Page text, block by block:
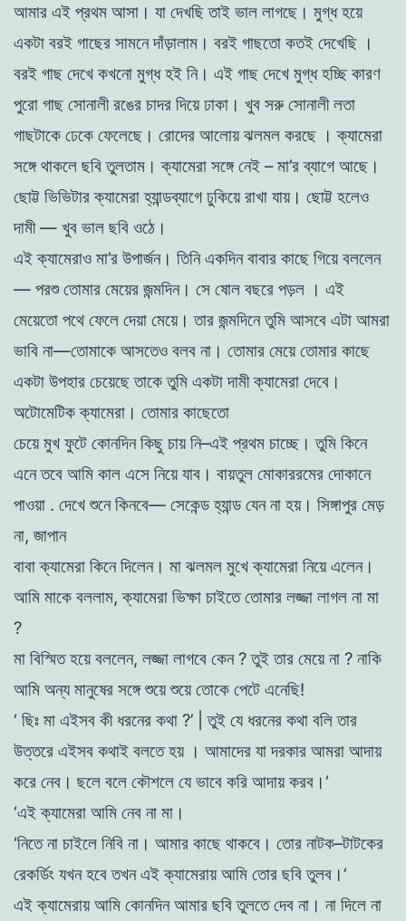
আমার এই প্রথম আসা। যা দেখছিতাই ভাল লাগছে । মুগ্ধ হয়ে
একটা বরই গাছের সামনেদাঁড়ালাম। বরই গাছতো কতই দেখেছি ।
বরই গাছ দেখে কখনাে মুগ্ধ হই নি। এই গাছ দেখে মুগ্ধ হচ্ছিকারণ
পুরাে গাছ সােনালী রঙের চাদর দিয়েঢাকা । খুব সরুসােনালীলতা
গাছটাকে ঢেকে ফেলেছে । রােদের আলােয় ঝলমল করছে ।ক্যামেরা
সঙ্গে থাকলে ছবিতুলতাম ।ক্যামেরা সঙ্গে নেই –মা’রব্যাগে আছে ।
ছােট্ট ভিভিটারক্যামেরাহ্যান্ডব্যাগে ঢুকিয়েরাখা যায়। ছােট্ট হলেও
দামী— খুব ভাল ছবি ওঠে ।
এইক্যামেরাও মা’র উপার্জন। তিনি একদিনবাবার কাছে গিয়েবললেন
— পরশুতােমার মেয়ের জন্মদিন। সে ষােল বছরে পড়ল । এই
মেয়েতাে পথেফেলে দেয়া মেয়ে। তার জন্মদিনে তুমি আসবে এটা আমরা
ভাবি না—তােমাকে আসতেও বলব না। তােমার মেয়েতােমার কাছে
একটা উপহার চেয়েছেতাকেতুমি একটাদামীক্যামেরা দেবে ।
অটোমেটিকক্যামেরা । তােমার কাছেতাে
চেয়েমুখ ফুটে কোনদিনকিছু চায়নি–এই প্রথম চাচ্ছে।তুমি কিনে
এনেতবে আমি কাল এসে নিয়েযাব । বায়তুল মােকাররমের দোকানে
পাওয়া . দেখে শুনে কিনবে— সেকেন্ড হ্যান্ড যেননা হয়। সিঙ্গাপুর মেড়
না, জাপান
বাবা ক্যামেরা কিনে দিলেন। মা ঝলমল মুখেক্যামেরা নিয়েএলেন।
আমি মাকে বললাম,ক্যামেরা ভিক্ষা চাইতেতােমার লজ্জা লাগল না মা
?
মা বিস্মিত হয়ে বললেন, লজ্জা লাগবে কেন?তুইতার মেয়েনা ? নাকি
আমি অন্যমানুষের সঙ্গে শুয়ে শুয়ে তােকে পেটে এনেছি!
‘ ছিঃ মা এইসব কী ধরনের কথা ?’ | তুই যে ধরনের কথা বলিতার
উত্তরে এইসব কথাই বলতে হয় । আমাদের যাদরকার আমরা আদায়
করে নেব । ছলে বলে কৌশলে যে ভাবে করি আদায়করব । ‘
‘এই ক্যামেরা আমি নেব না মা।
‘নিতেনা চাইলে নিবি না। আমার কাছে থাকবে । তাের নাটক–টাটকের
রেকর্ডিং যখনহবেতখন এই ক্যামেরায় আমি তাের ছবি তুলব । ‘
এই ক্যামেরায় আমি কোনদিনআমার ছবিতুলতেদেব না । না দিলে না